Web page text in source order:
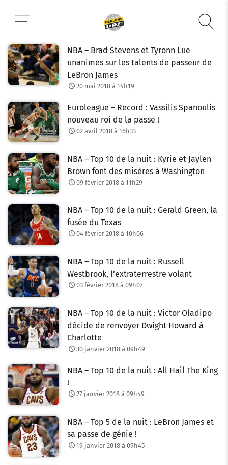
contenu
NBA – Brad Stevens et Tyronn Lue
unanimes sur les talents de passeur de
LeBron James
20 mai 2018 à 14h19
Euroleague – Record : Vassilis Spanoulis
nouveau roi de la passe !
02 avril 2018 à 16h33
NBA – Top 10 de la nuit : Kyrie et Jaylen
Brown font des misères à Washington
09 février 2018 à 11h29
NBA – Top 10 de la nuit : Gerald Green, la
fusée du Texas
04 février 2018 à 10h06
NBA – Top 10 de la nuit : Russell
Westbrook, l’extraterrestre volant
03 février 2018 à 09h07
NBA – Top 10 de la nuit : Victor Oladipo
décide de renvoyer Dwight Howard à
Charlotte
30 janvier 2018 à 09h49
NBA – Top 10 de la nuit : All Hail The King
!
27 janvier 2018 à 09h49
NBA – Top 5 de la nuit : LeBron James et
sa passe de génie !
19 janvier 2018 à 09h45